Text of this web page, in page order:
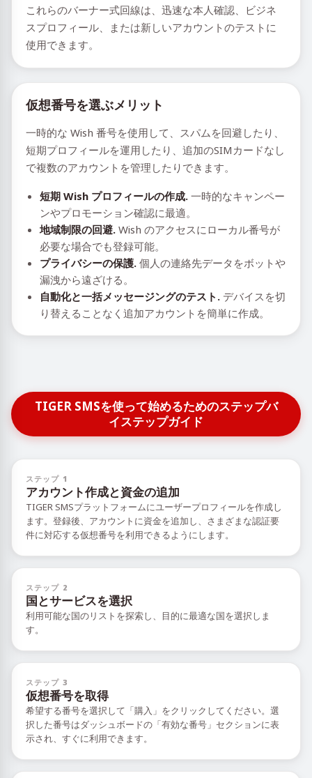
これらのバーナー式回線は、迅速な本人確認、ビジネ
スプロフィール、または新しいアカウントのテストに
使用できます。
仮想番号を選ぶメリット
一時的な Wish 番号を使用して、スパムを回避したり、
短期プロフィールを運用したり、追加のSIMカードなし
で複数のアカウントを管理したりできます。
短期 Wish プロフィールの作成. 一時的なキャンペー
ンやプロモーション確認に最適。
地域制限の回避. Wish のアクセスにローカル番号が
必要な場合でも登録可能。
プライバシーの保護. 個人の連絡先データをボットや
漏洩から遠ざける。
自動化と一括メッセージングのテスト. デバイスを切
り替えることなく追加アカウントを簡単に作成。
TIGER SMSを使って始めるためのステップバ
イステップガイド
ステップ 1
アカウント作成と資金の追加
TIGER SMSプラットフォームにユーザープロフィールを作成し
ます。登録後、アカウントに資金を追加し、さまざまな認証要
件に対応する仮想番号を利用できるようにします。
ステップ 2
国とサービスを選択
利用可能な国のリストを探索し、目的に最適な国を選択しま
す。
ステップ 3
仮想番号を取得
希望する番号を選択して「購入」をクリックしてください。選
択した番号はダッシュボードの「有効な番号」セクションに表
示され、すぐに利用できます。